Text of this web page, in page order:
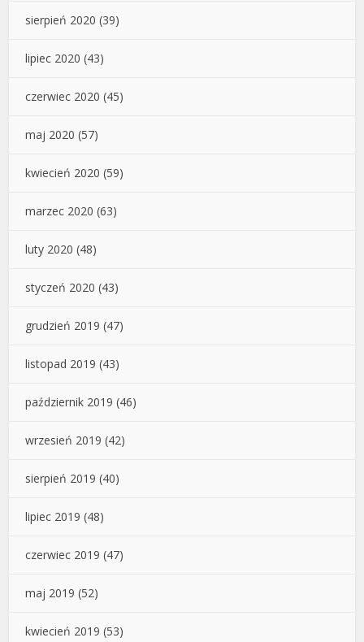
sierpień 2020 (39)
lipiec 2020 (43)
czerwiec 2020 (45)
maj 2020 (57)
kwiecień 2020 (59)
marzec 2020 (63)
luty 2020 (48)
styczeń 2020 (43)
grudzień 2019 (47)
listopad 2019 (43)
październik 2019 (46)
wrzesień 2019 (42)
sierpień 2019 (40)
lipiec 2019 (48)
czerwiec 2019 (47)
maj 2019 (52)
kwiecień 2019 (53)